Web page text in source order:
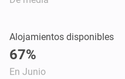
Alojamientos disponibles
67%
En Junio